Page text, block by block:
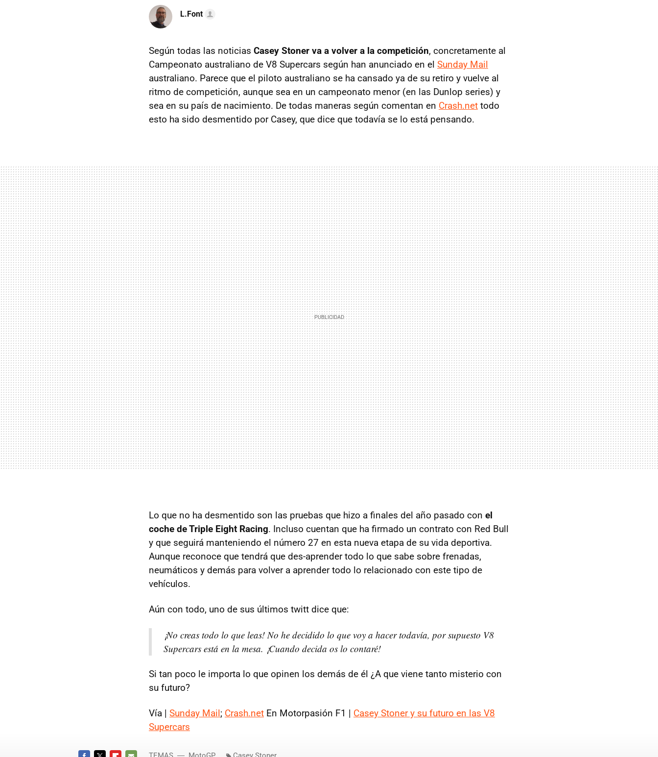
L.Font
Según todas las noticias Casey Stoner va a volver a la competición, concretamente al
Campeonato australiano de V8 Supercars según han anunciado en el Sunday Mail
australiano. Parece que el piloto australiano se ha cansado ya de su retiro y vuelve al
ritmo de competición, aunque sea en un campeonato menor (en las Dunlop series) y
sea en su país de nacimiento. De todas maneras según comentan en Crash.net todo
esto ha sido desmentido por Casey, que dice que todavía se lo está pensando.
Lo que no ha desmentido son las pruebas que hizo a finales del año pasado con el
coche de Triple Eight Racing. Incluso cuentan que ha firmado un contrato con Red Bull
y que seguirá manteniendo el número 27 en esta nueva etapa de su vida deportiva.
Aunque reconoce que tendrá que des-aprender todo lo que sabe sobre frenadas,
neumáticos y demás para volver a aprender todo lo relacionado con este tipo de
vehículos.
Aún con todo, uno de sus últimos twitt dice que:
¡No creas todo lo que leas! No he decidido lo que voy a hacer todavía, por supuesto V8
Supercars está en la mesa. ¡Cuando decida os lo contaré!
Si tan poco le importa lo que opinen los demás de él ¿A que viene tanto misterio con
su futuro?
Vía | Sunday Mail; Crash.net En Motorpasión F1 | Casey Stoner y su futuro en las V8
Supercars